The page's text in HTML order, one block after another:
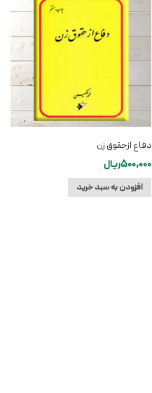
دفاع ازحقوق زن
500,000ریال
افزودن به سبد خرید